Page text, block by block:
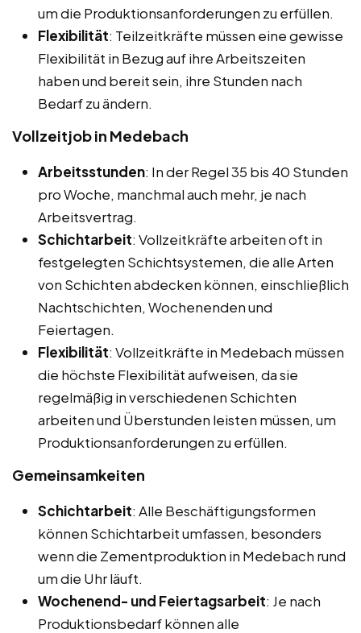
um die Produktionsanforderungen zu erfüllen.
Flexibilität: Teilzeitkräfte müssen eine gewisse
Flexibilität in Bezug auf ihre Arbeitszeiten
haben und bereit sein, ihre Stunden nach
Bedarf zu ändern.
Vollzeitjob in Medebach
Arbeitsstunden: In der Regel 35 bis 40 Stunden
pro Woche, manchmal auch mehr, je nach
Arbeitsvertrag.
Schichtarbeit: Vollzeitkräfte arbeiten oft in
festgelegten Schichtsystemen, die alle Arten
von Schichten abdecken können, einschließlich
Nachtschichten, Wochenenden und
Feiertagen.
Flexibilität: Vollzeitkräfte in Medebach müssen
die höchste Flexibilität aufweisen, da sie
regelmäßig in verschiedenen Schichten
arbeiten und Überstunden leisten müssen, um
Produktionsanforderungen zu erfüllen.
Gemeinsamkeiten
Schichtarbeit: Alle Beschäftigungsformen
können Schichtarbeit umfassen, besonders
wenn die Zementproduktion in Medebach rund
um die Uhr läuft.
Wochenend- und Feiertagsarbeit: Je nach
Produktionsbedarf können alle